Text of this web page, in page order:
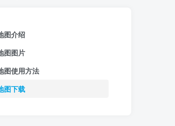
图介绍
图图片
图使用方法
图下载